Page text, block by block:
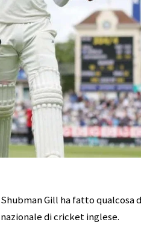
Gill ha fatto qualcosa
di cricket inglese.